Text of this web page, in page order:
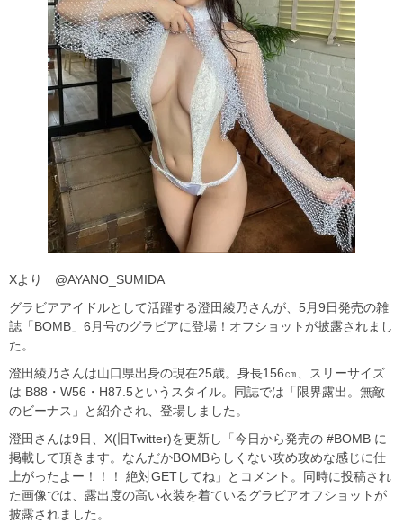
Xより @AYANO_SUMIDA
グラビアアイドルとして活躍する澄田綾乃さんが、5月9日発売の雑
誌「BOMB」6月号のグラビアに登場！オフショットが披露されまし
た。
澄田綾乃さんは山口県出身の現在25歳。身長156㎝、スリーサイズ
は B88・W56・H87.5というスタイル。同誌では「限界露出。無敵
のビーナス」と紹介され、登場しました。
澄田さんは9日、X(旧Twitter)を更新し「今日から発売の #BOMB に
掲載して頂きます。なんだかBOMBらしくない攻め攻めな感じに仕
上がったよー！！！ 絶対GETしてね」とコメント。同時に投稿され
た画像では、露出度の高い衣装を着ているグラビアオフショットが
披露されました。